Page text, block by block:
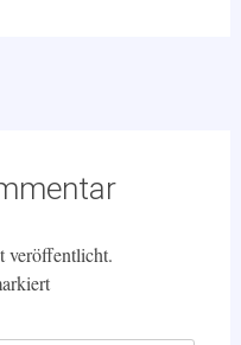
veröffentlicht.